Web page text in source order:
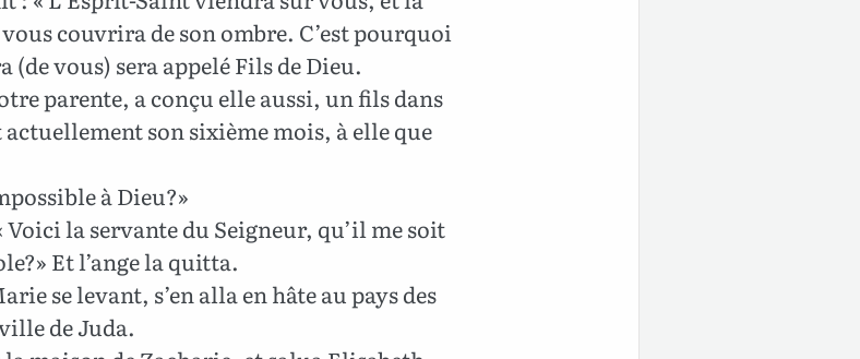
couvrira de son ombre. C’est pourquoi
(de vous) sera appelé Fils de Dieu.
parente, a conçu elle aussi, un fils dans
actuellement son sixième mois, à elle que
à Dieu?»
la servante du Seigneur, qu’il me soit
Et l’ange la quitta.
se levant, s’en alla en hâte au pays des
de Juda.